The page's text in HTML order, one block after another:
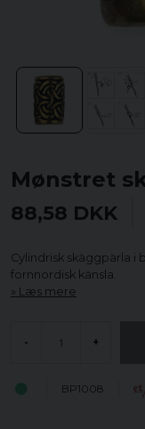
Mønstret
88,58 DKK
Cylindrisk skäggpärla
fornnordisk känsla.
Læs mere
- +
BP1008